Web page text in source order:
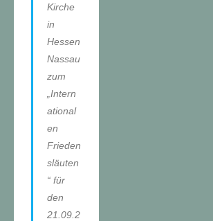
Kirche
in
Hessen
Nassau
zum
„Intern
ational
en
Frieden
släuten
“ für
den
21.09.2